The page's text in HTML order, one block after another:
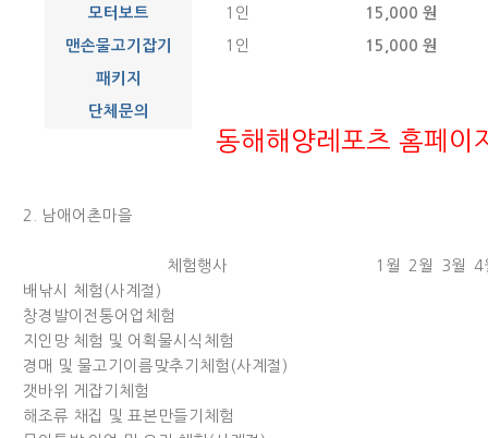
모터보트 1인 15,000 원
맨손물고기잡기 1인 15,000 원
패키지
단체문의
동해해양레포츠 홈페이
2. 남애어촌마을
체험행사 1월 2월 3월
4
배낚시 체험(사계절)
창경발이전통어업체험
지인망 체험 및 어획물시식체험
경매 및 물고기이름맞추기체험(사계절)
갯바위 게잡기체험
해조류 채집 및 표본만들기체험